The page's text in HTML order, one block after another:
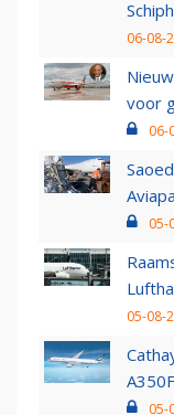
06-08-
voor
06-
05-
05-08-
05-